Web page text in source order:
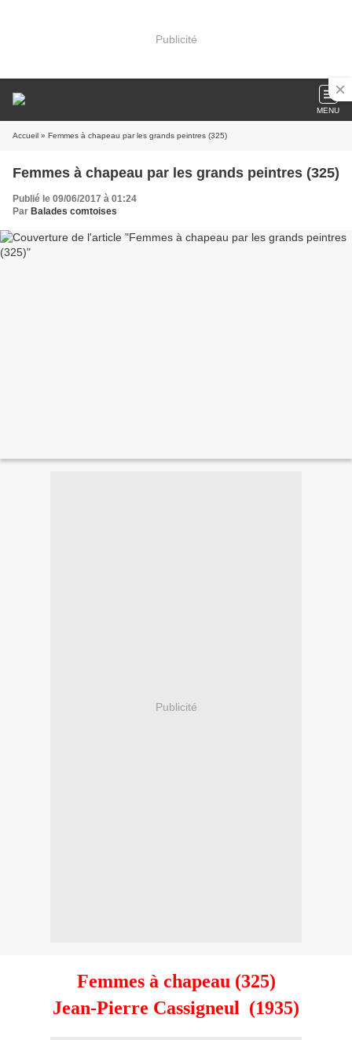
Publicité
MENU
Accueil » Femmes à chapeau par les grands peintres (325)
Femmes à chapeau par les grands peintres (325)
Publié le 09/06/2017 à 01:24
Par Balades comtoises
Publicité
Femmes à chapeau (325)
Jean-Pierre Cassigneul (1935)